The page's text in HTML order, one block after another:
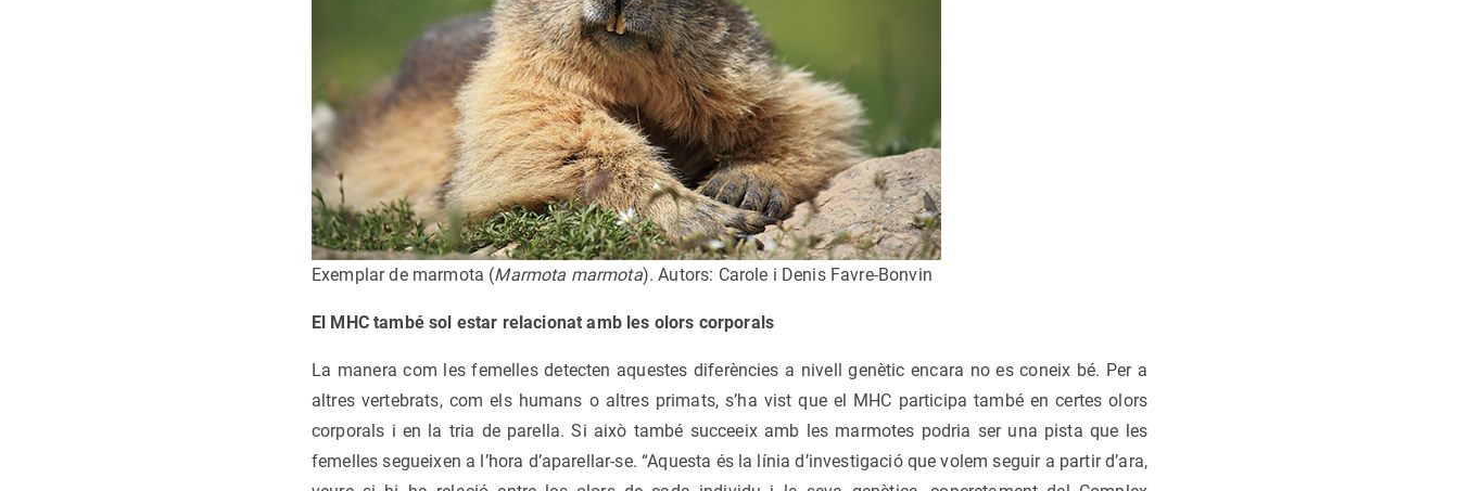
Exemplar de marmota (Marmota marmota). Autors: Carole i Denis Favre-Bonvin
El MHC també sol estar relacionat amb les olors corporals
La manera com les femelles detecten aquestes diferències a nivell genètic encara no es coneix bé. Per a
altres vertebrats, com els humans o altres primats, s’ha vist que el MHC participa també en certes olors
corporals i en la tria de parella. Si això també succeeix amb les marmotes podria ser una pista que les
femelles segueixen a l’hora d’aparellar-se. “Aquesta és la línia d’investigació que volem seguir a partir d’ara,